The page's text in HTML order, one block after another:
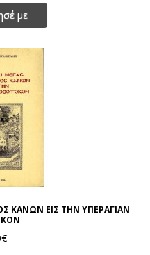
με
ΚΑΝΩΝ ΕΙΣ ΤΗΝ ΥΠΕΡΑΓΙΑΝ